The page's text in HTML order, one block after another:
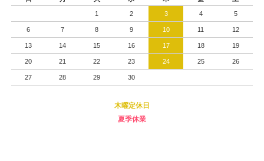
1 2 3 4 5
6 7 8 9 10 11 12
13 14 15 16 17 18 19
20 21 22 23 24 25 26
27 28 29 30
木曜定休日
夏季休業